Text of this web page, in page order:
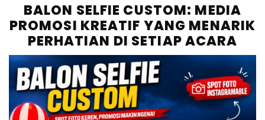
BALON SELFIE CUSTOM: MEDIA
PROMOSI KREATIF YANG MENARIK
PERHATIAN DI SETIAP ACARA